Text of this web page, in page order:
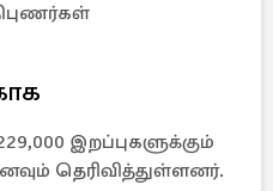
இறப்புகளுக்கும்
தெரிவித்துள்ளனர்.